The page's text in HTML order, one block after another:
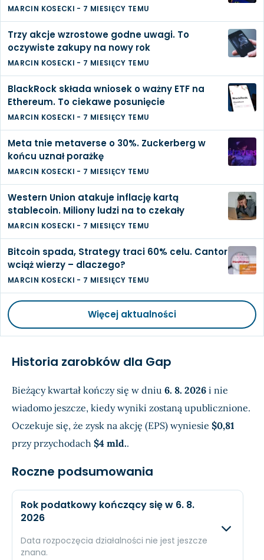
MARCIN KOSECKI - 7 MIESIĘCY TEMU
Trzy akcje wzrostowe godne uwagi. To
oczywiste zakupy na nowy rok
MARCIN KOSECKI - 7 MIESIĘCY TEMU
BlackRock składa wniosek o ważny ETF na
Ethereum. To ciekawe posunięcie
MARCIN KOSECKI - 7 MIESIĘCY TEMU
Meta tnie metaverse o 30%. Zuckerberg w
końcu uznał porażkę
MARCIN KOSECKI - 7 MIESIĘCY TEMU
Western Union atakuje inflację kartą
stablecoin. Miliony ludzi na to czekały
MARCIN KOSECKI - 7 MIESIĘCY TEMU
Bitcoin spada, Strategy traci 60% celu. Cantor
wciąż wierzy – dlaczego?
MARCIN KOSECKI - 7 MIESIĘCY TEMU
Więcej aktualności
Historia zarobków dla Gap
Bieżący kwartał kończy się w dniu 6. 8. 2026 i nie
wiadomo jeszcze, kiedy wyniki zostaną upublicznione.
Oczekuje się, że zysk na akcję (EPS) wyniesie $0,81
przy przychodach $4 mld..
Roczne podsumowania
Rok podatkowy kończący się w 6. 8.
2026
Data rozpoczęcia działalności nie jest jeszcze
znana.